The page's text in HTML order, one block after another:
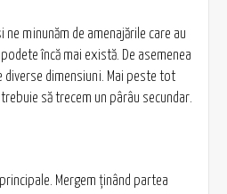
ne minunăm de amenajările care au
încă mai există. De asemenea
dimensiuni. Mai peste tot
să trecem un pârâu secundar.
Mergem ţinând partea